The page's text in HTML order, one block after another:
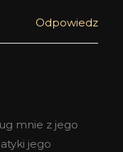
Odpowiedz
mnie z jego
jego